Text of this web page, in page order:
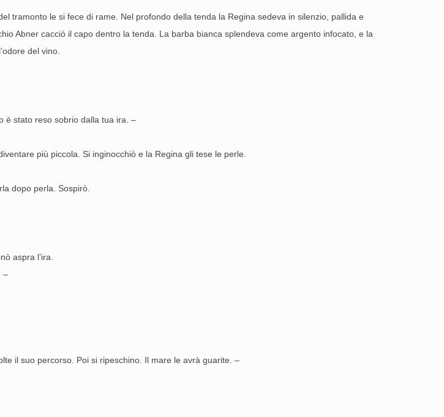
tramonto le si fece di rame. Nel profondo della tenda la Regina sedeva in silenzio, pallida e
Abner cacciò il capo dentro la tenda. La barba bianca splendeva come argento infocato, e la
del vino.
è stato reso sobrio dalla tua ira. –
più piccola. Si inginocchiò e la Regina gli tese le perle.
dopo perla. Sospirò.
aspra l’ira.
–
il suo percorso. Poi si ripeschino. Il mare le avrà guarite. –